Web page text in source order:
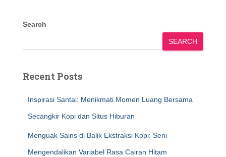
Search
SEARCH
Recent Posts
Inspirasi Santai: Menikmati Momen Luang Bersama
Secangkir Kopi dan Situs Hiburan
Menguak Sains di Balik Ekstraksi Kopi: Seni
Mengendalikan Variabel Rasa Cairan Hitam